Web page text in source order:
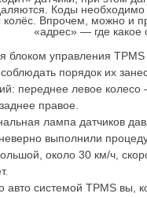
Коды необходимо
Впрочем, можно и
«адрес» — где какое
блоком управления TPMS
порядок их
переднее левое колесо
правое.
лампа датчиков
выполнили
около 30 км/ч,
системой TPMS вы,